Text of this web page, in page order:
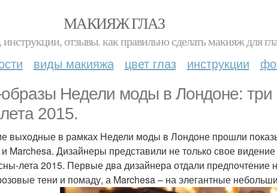
МАКИЯЖ ГЛАЗ
отзывы. как правильно сделать макияж для
виды макияжа цвет глаз инструкции
Недели моды в Лондоне: три
2015.
выходные в рамках Недели моды в Лондоне прошли
Marchesa. Дизайнеры представили не только свое
лета 2015. Первые два дизайнера отдали предпочтение
тени и помаду, а Marchesa – на элегантные